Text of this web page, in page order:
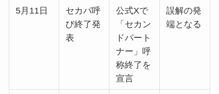
5月11日
セカパ呼
び終了発
表
公式Xで
「セカン
ドパート
ナー」呼
称終了を
宣言
誤解の発
端となる